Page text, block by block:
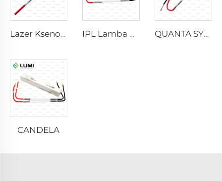
Lazer Ksenon Lamba L2021-7×65×130 mm IPL Lamba P2021-7×65×130 mm QUANTA SYSTEM
CANDELA